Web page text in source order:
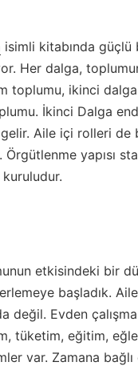
isimli kitabında
Her dalga,
toplumu, ikinci
İkinci Dalga
Aile içi rolleri
yapısı
etkisindeki bir
başladık.
değil. Evden
tüketim, eğitim,
var. Zamana